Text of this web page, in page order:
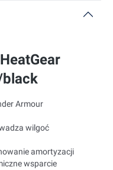
black
Armour
wilgoć
amortyzacji
wsparcie